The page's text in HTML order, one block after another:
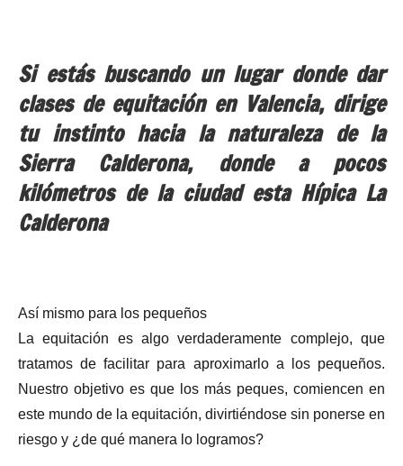
Si estás buscando un lugar donde dar
clases de equitación en Valencia, dirige
tu instinto hacia la naturaleza de la
Sierra Calderona, donde a pocos
kilómetros de la ciudad esta Hípica La
Calderona
Así mismo para los pequeños
La equitación es algo verdaderamente complejo, que
tratamos de facilitar para aproximarlo a los pequeños.
Nuestro objetivo es que los más peques, comiencen en
este mundo de la equitación, divirtiéndose sin ponerse en
riesgo y ¿de qué manera lo logramos?